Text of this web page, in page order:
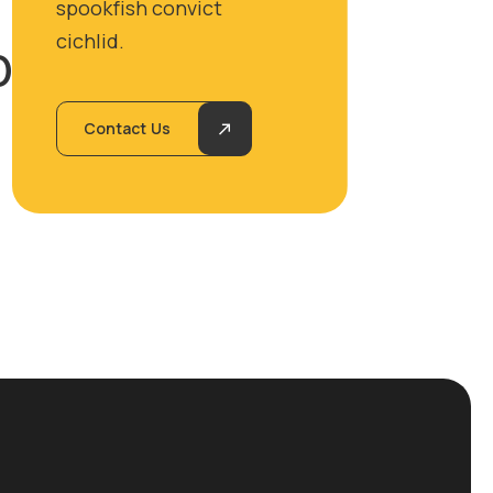
spookfish convict
cichlid.
Contact Us